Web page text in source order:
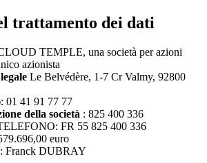
trattamento dei dati
TEMPLE, una società per azioni
azionista
Le Belvédère, 1-7 Cr Valmy, 92800
01 41 91 77 77
della società : 825 400 336
FR 55 825 400 336
euro
: Franck DUBRAY